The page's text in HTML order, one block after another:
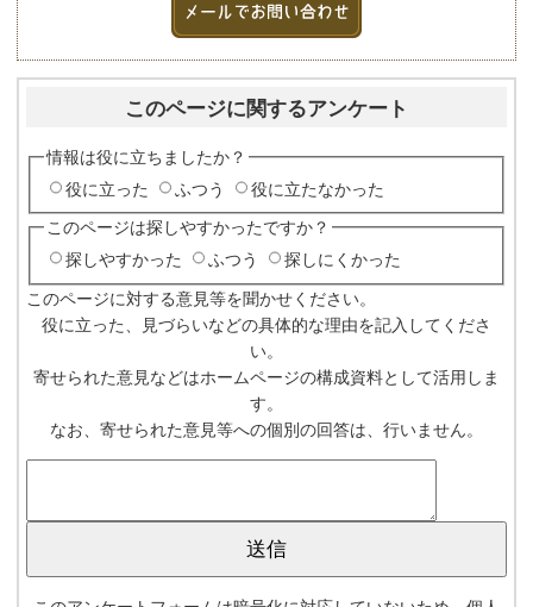
このページに関するアンケート
情報は役に立ちましたか？
役に立った
ふつう 役に立たなかった
このページは探しやすかったですか？
探しやすかった
ふつう 探しにくかった
このページに対する意見等を聞かせください。
役に立った、見づらいなどの具体的な理由を記入してくださ
い。
寄せられた意見などはホームページの構成資料として活用しま
す。
なお、寄せられた意見等への個別の回答は、行いません。